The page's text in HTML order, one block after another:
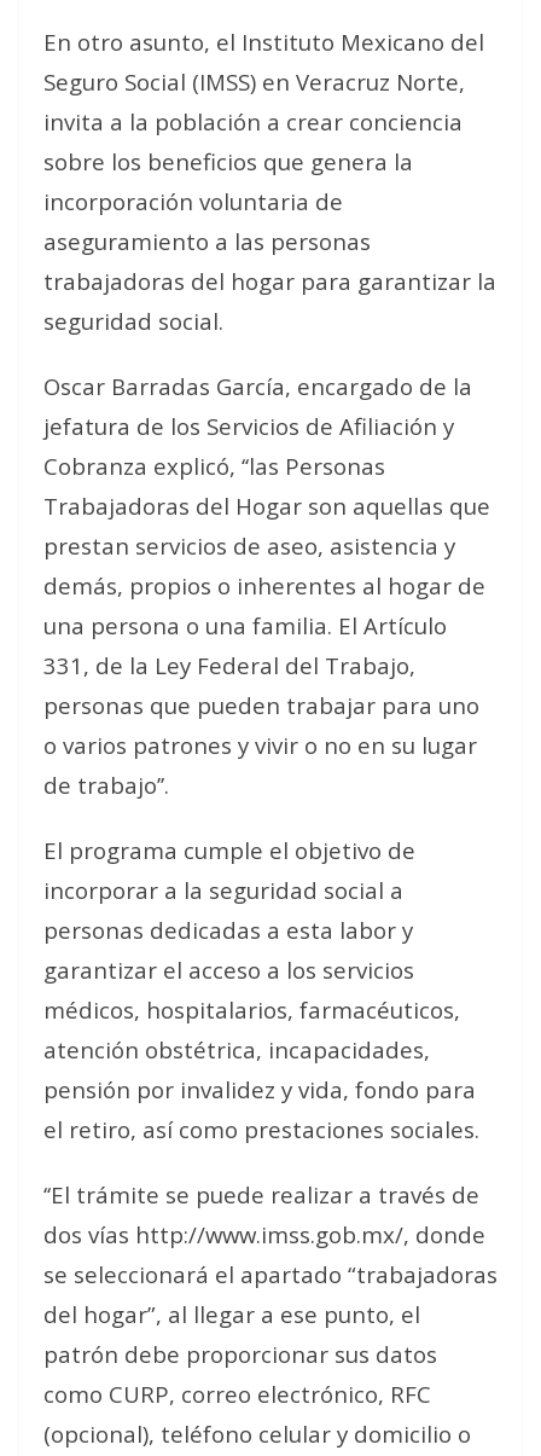
En otro asunto, el Instituto Mexicano del
Seguro Social (IMSS) en Veracruz Norte,
invita a la población a crear conciencia
sobre los beneficios que genera la
incorporación voluntaria de
aseguramiento a las personas
trabajadoras del hogar para garantizar la
seguridad social.
Oscar Barradas García, encargado de la
jefatura de los Servicios de Afiliación y
Cobranza explicó, ‘‘las Personas
Trabajadoras del Hogar son aquellas que
prestan servicios de aseo, asistencia y
demás, propios o inherentes al hogar de
una persona o una familia. El Artículo
331, de la Ley Federal del Trabajo,
personas que pueden trabajar para uno
o varios patrones y vivir o no en su lugar
de trabajo’’.
El programa cumple el objetivo de
incorporar a la seguridad social a
personas dedicadas a esta labor y
garantizar el acceso a los servicios
médicos, hospitalarios, farmacéuticos,
atención obstétrica, incapacidades,
pensión por invalidez y vida, fondo para
el retiro, así como prestaciones sociales.
‘‘El trámite se puede realizar a través de
dos vías http://www.imss.gob.mx/, donde
se seleccionará el apartado “trabajadoras
del hogar”, al llegar a ese punto, el
patrón debe proporcionar sus datos
como CURP, correo electrónico, RFC
(opcional), teléfono celular y domicilio o